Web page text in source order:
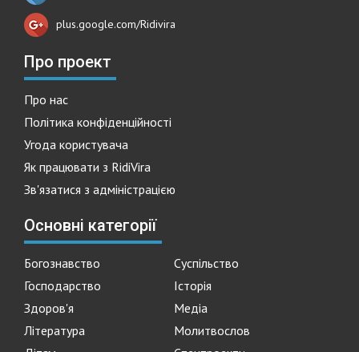
plus.google.com/Ridivira
Про проект
Про нас
Політика конфіденційності
Угода користувача
Як працювати з RidiVira
Зв'язатися з адміністрацією
Основні категорії
Богознавство
Суспільство
Господарство
Історія
Здоров'я
Медіа
Література
Молитвослов